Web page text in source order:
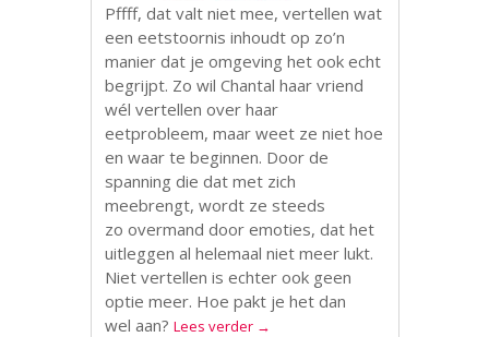
Pffff, dat valt niet mee, vertellen wat
een eetstoornis inhoudt op zo’n
manier dat je omgeving het ook echt
begrijpt. Zo wil Chantal haar vriend
wél vertellen over haar
eetprobleem, maar weet ze niet hoe
en waar te beginnen. Door de
spanning die dat met zich
meebrengt, wordt ze steeds
zo overmand door emoties, dat het
uitleggen al helemaal niet meer lukt.
Niet vertellen is echter ook geen
optie meer. Hoe pakt je het dan
wel aan?Lees verder →